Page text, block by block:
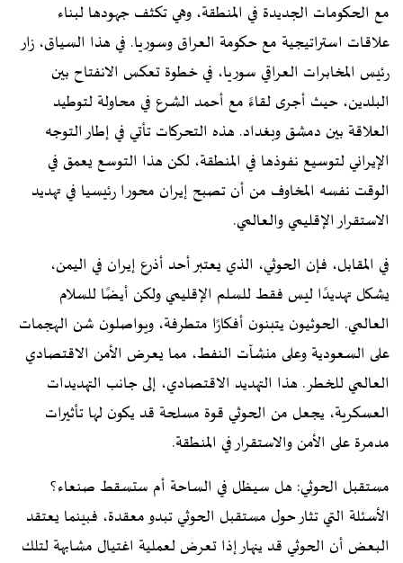
مع الحكومات الجديدة في المنطقة، وهي تكثف جهودها لبناء
علاقات استراتيجية مع حكومة العراق وسوريا. في هذا السياق، زار
رئيس المخابرات العراقي سوريا، في خطوة تعكس الانفتاح بين
البلدين، حيث أجرى لقاءً مع أحمد الشرع في محاولة لتوطيد
العلاقة بين دمشق وبغداد. هذه التحركات تأتي في إطار التوجه
الإيراني لتوسيع نفوذها في المنطقة، لكن هذا التوسع يعمق في
الوقت نفسه المخاوف من أن تصبح إيران محورا رئيسيا في تهديد
الاستقرار الإقليمي والعالمي.
في المقابل، فإن الحوثي، الذي يعتبر أحد أذرع إيران في اليمن،
يشكل تهديدًا ليس فقط للسلم الإقليمي ولكن أيضًا للسلام
العالمي. الحوثيون يتبنون أفكارًا متطرفة، ويواصلون شن الهجمات
على السعودية وعلى منشآت النفط، مما يعرض الأمن الاقتصادي
العالمي للخطر. هذا التهديد الاقتصادي، إلى جانب التهديدات
العسكرية، يجعل من الحوثي قوة مسلحة قد يكون لها تأثيرات
مدمرة على الأمن والاستقرار في المنطقة.
مستقبل الحوثي: هل سيظل في الساحة أم ستسقط صنعاء؟
الأسئلة التي تثار حول مستقبل الحوثي تبدو معقدة، فبينما يعتقد
البعض أن الحوثي قد ينهار إذا تعرض لعملية اغتيال مشابهة لتلك